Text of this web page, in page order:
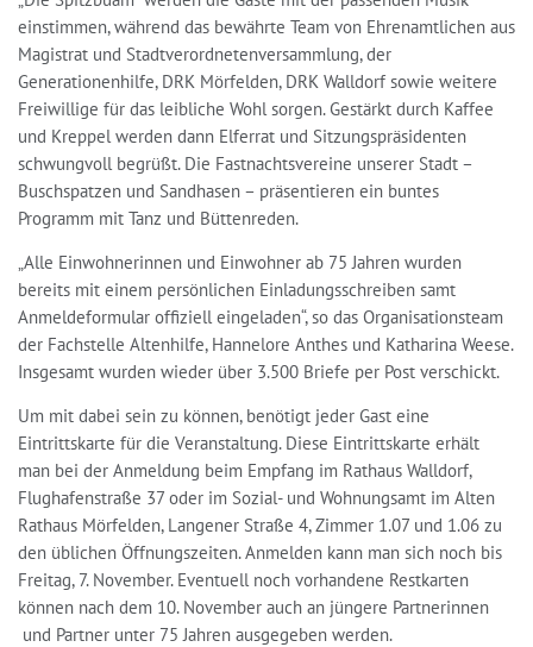
einstimmen, während das bewährte Team von Ehrenamtlichen aus
Magistrat und Stadtverordnetenversammlung, der
Generationenhilfe, DRK Mörfelden, DRK Walldorf sowie weitere
Freiwillige für das leibliche Wohl sorgen. Gestärkt durch Kaffee
und Kreppel werden dann Elferrat und Sitzungspräsidenten
schwungvoll begrüßt. Die Fastnachtsvereine unserer Stadt –
Buschspatzen und Sandhasen – präsentieren ein buntes
Programm mit Tanz und Büttenreden.
„Alle Einwohnerinnen und Einwohner ab 75 Jahren wurden
bereits mit einem persönlichen Einladungsschreiben samt
Anmeldeformular offiziell eingeladen“, so das Organisationsteam
der Fachstelle Altenhilfe, Hannelore Anthes und Katharina Weese.
Insgesamt wurden wieder über 3.500 Briefe per Post verschickt.
Um mit dabei sein zu können, benötigt jeder Gast eine
Eintrittskarte für die Veranstaltung. Diese Eintrittskarte erhält
man bei der Anmeldung beim Empfang im Rathaus Walldorf,
Flughafenstraße 37 oder im Sozial- und Wohnungsamt im Alten
Rathaus Mörfelden, Langener Straße 4, Zimmer 1.07 und 1.06 zu
den üblichen Öffnungszeiten. Anmelden kann man sich noch bis
Freitag, 7. November. Eventuell noch vorhandene Restkarten
können nach dem 10. November auch an jüngere Partnerinnen
und Partner unter 75 Jahren ausgegeben werden.